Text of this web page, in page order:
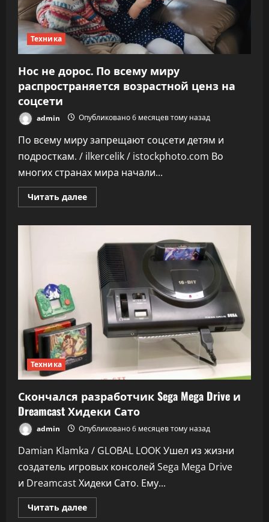
Техника
Нос не дорос. По всему миру
распространяется возрастной ценз на
соцсети
admin Опубликовано 6 месяцев тому назад
По всему миру запрещают соцсети детям и
подросткам. / ilkercelik / istockphoto.com Во
многих странах мира начали...
Читать далееПрочитать
больше
всему
миру
распространяется
возрастной
ценз
соцсети
Техника
Скончался разработчик Sega Mega Drive и
Dreamcast Хидеки Сато
admin Опубликовано 6 месяцев тому назад
Damian Klamka / GLOBAL LOOK Ушел из жизни
создатель игровых консолей Sega Mega Drive
и Dreamcast Хидеки Сато. Ему...
Читать далееПрочитать
больше